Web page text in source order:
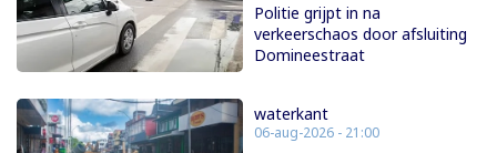
Politie grijpt in na
verkeerschaos door afsluiting
Domineestraat
waterkant
06-aug-2026 - 21:00